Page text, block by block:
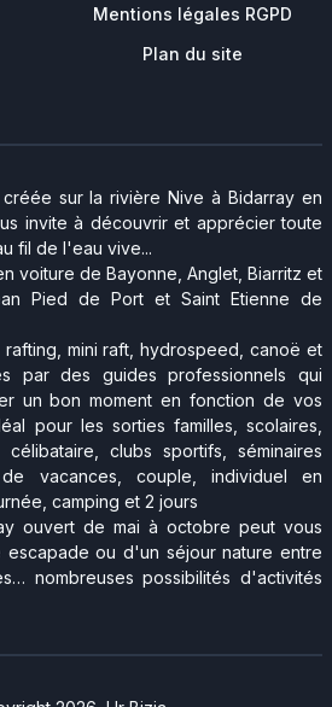
Mentions légales RGPD
Plan du site
sur la rivière Nive à Bidarray en
invite à découvrir et apprécier toute
fil de l'eau vive...
voiture de Bayonne, Anglet, Biarritz et
Pied de Port et Saint Etienne de
mini raft, hydrospeed, canoë et
par des guides professionnels qui
un bon moment en fonction de vos
pour les sorties familles, scolaires,
clubs sportifs, séminaires
vacances, couple, individuel en
camping et 2 jours
ouvert de mai à octobre peut vous
ou d'un séjour nature entre
nombreuses possibilités d'activités